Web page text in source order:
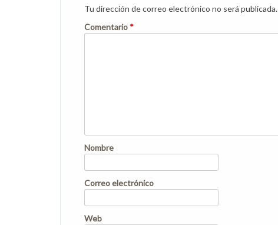
Tu dirección de correo electrónico no será publicada.
Comentario *
Nombre
Correo electrónico
Web